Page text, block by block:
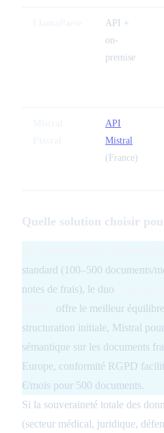
API +
on-
premise
API
Mistral
(France)
Quelle solution choisir
standard (100–500 documents/
notes de frais), le duo
offre le meilleur
structuration initiale, Mistral
sémantique sur les documents
Europe, conformité RGPD
€/mois pour 500 documents.
Si la souveraineté totale des
(secteur médical, juridique,